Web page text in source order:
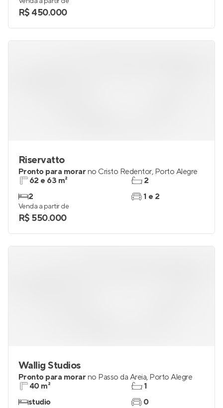
R$ 450.000
Riservatto
Pronto para morar no Cristo Redentor, Porto Alegre
62 e 63 m²
2
2
1 e 2
Venda a partir de
R$ 550.000
Wallig Studios
Pronto para morar no Passo da Areia, Porto Alegre
40 m²
studio
1
0